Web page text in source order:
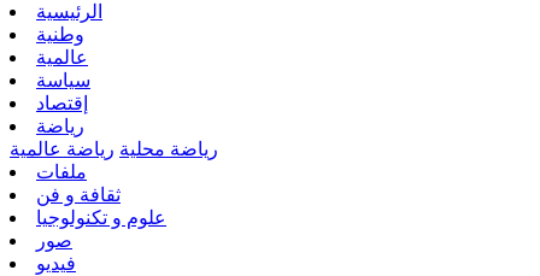
الرئيسية
وطنية
عالمية
سياسة
إقتصاد
رياضة
رياضة محلية رياضة عالمية
ملفات
ثقافة و فن
علوم و تكنولوجيا
صور
فيديو